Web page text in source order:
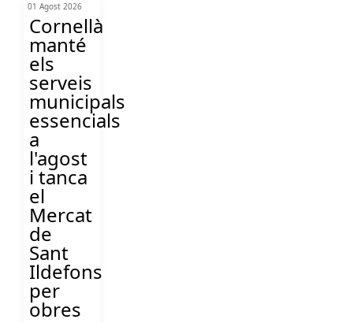
01 Agost 2026
Cornellà
manté
els
serveis
municipals
essencials
a
l'agost
i tanca
el
Mercat
de
Sant
Ildefons
per
obres